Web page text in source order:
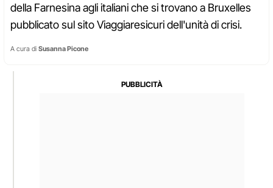
della Farnesina agli italiani che si trovano a Bruxelles
pubblicato sul sito Viaggiaresicuri dell'unità di crisi.
A cura di Susanna Picone